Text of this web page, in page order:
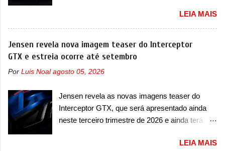
marca divulgou algumas imagens externas e
informações sobre o sedã, que terá seu
lançamento ainda neste ano de 2026. Em
termos de design, o Formula S segue
basicamente as mesmas linhas do conceito
aconteceu no primeiro semestre. Na dianteira, o
sedã conta com faróis mais quadrados e
compactos, com luzes ...
apresentou as primeiras imagens teaser de um
novo superesportivo que vai oferecer aos seus
consumidores. Trata-se do Dune, um cupê
superesportivo que terá uma proposta off-road
tiveram, como o Porsche 911 Dakar e o...
italiano tem grande parte no desenvolvimento
do Dune. Baseado no Huracán, o Dune nasce
com uma proposta similar ao que a marca
LEIA MAIS
Jensen revela nova imagem teaser do Interceptor
GTX e estreia ocorre até setembro
Por Luis Noal agosto 05, 2026
Jensen revela as novas imagens teaser do
Interceptor GTX, que será apresentado ainda
neste terceiro trimestre de 2026 e ainda terá
International Automotive (abreviação de JIA)
LEIA MAIS